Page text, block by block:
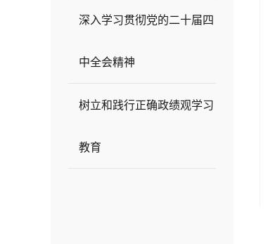
深入学习贯彻党的二十届四
中全会精神
树立和践行正确政绩观学习
教育